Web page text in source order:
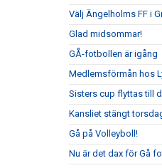
Välj Ängelholms FF i
Glad midsommar!
GÅ-fotbollen är igång
Medlemsförmån hos
Sisters cup flyttas till
Kansliet stängt
Gå på Volleyboll!
Nu är det dax för Gå